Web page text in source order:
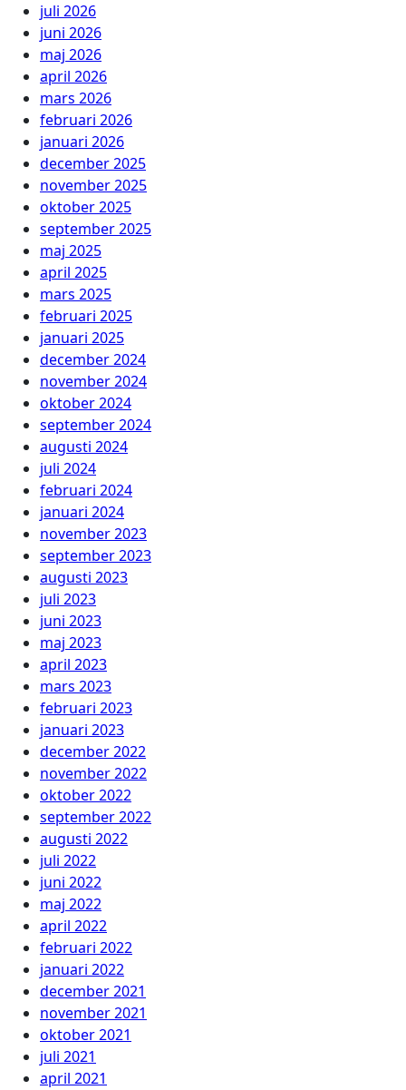
juli 2026
juni 2026
maj 2026
april 2026
mars 2026
februari 2026
januari 2026
december 2025
november 2025
oktober 2025
september 2025
maj 2025
april 2025
mars 2025
februari 2025
januari 2025
december 2024
november 2024
oktober 2024
september 2024
augusti 2024
juli 2024
februari 2024
januari 2024
november 2023
september 2023
augusti 2023
juli 2023
juni 2023
maj 2023
april 2023
mars 2023
februari 2023
januari 2023
december 2022
november 2022
oktober 2022
september 2022
augusti 2022
juli 2022
juni 2022
maj 2022
april 2022
februari 2022
januari 2022
december 2021
november 2021
oktober 2021
juli 2021
april 2021